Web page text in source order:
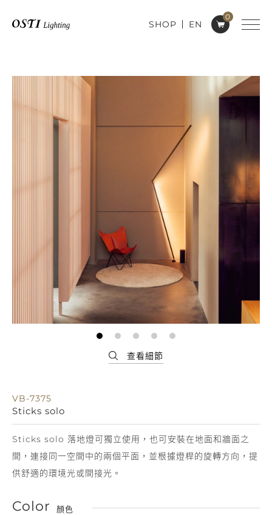
0
SHOP EN
VB-7375
Sticks solo
Sticks solo 落地燈可獨立使用，也可安裝在地面和牆面之
間，連接同一空間中的兩個平面，並根據燈桿的旋轉方向，提
供舒適的環境光或間接光。
Color 顏色